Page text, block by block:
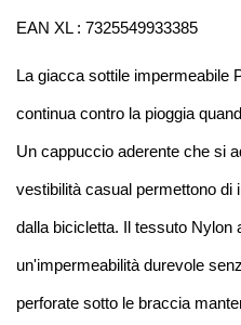
EAN XL : 7325549933385
La giacca sottile impermeabile
continua contro la pioggia
Un cappuccio aderente che si
vestibilità casual permettono di
dalla bicicletta. Il tessuto Nylon
un'impermeabilità durevole
perforate sotto le braccia